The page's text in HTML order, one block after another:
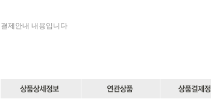
결제안내 내용입니다